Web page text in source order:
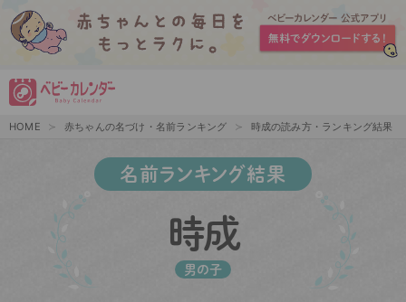
HOME 赤ちゃんの名づけ・名前ランキング 時成の読み方・ランキング結果
名前ランキング結果
時成
男の子